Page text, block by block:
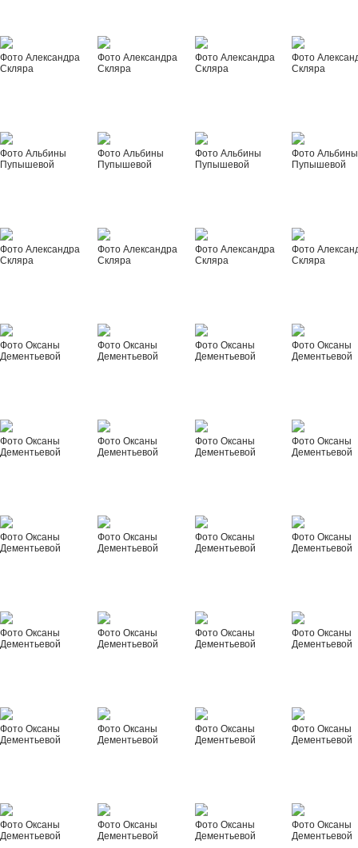
Фото Александра
Скляра
Фото Александра
Скляра
Фото Александра
Скляра
Фото
Скляра
Фото Альбины
Пупышевой
Фото Альбины
Пупышевой
Фото Альбины
Пупышевой
Фото Альбины
Пупышевой
Фото Александра
Скляра
Фото Александра
Скляра
Фото Александра
Скляра
Фото
Скляра
Фото Оксаны
Дементьевой
Фото Оксаны
Дементьевой
Фото Оксаны
Дементьевой
Фото Оксаны
Дементьевой
Фото Оксаны
Дементьевой
Фото Оксаны
Дементьевой
Фото Оксаны
Дементьевой
Фото Оксаны
Дементьевой
Фото Оксаны
Дементьевой
Фото Оксаны
Дементьевой
Фото Оксаны
Дементьевой
Фото Оксаны
Дементьевой
Фото Оксаны
Дементьевой
Фото Оксаны
Дементьевой
Фото Оксаны
Дементьевой
Фото Оксаны
Дементьевой
Фото Оксаны
Дементьевой
Фото Оксаны
Дементьевой
Фото Оксаны
Дементьевой
Фото Оксаны
Дементьевой
Фото Оксаны
Дементьевой
Фото Оксаны
Дементьевой
Фото Оксаны
Дементьевой
Фото Оксаны
Дементьевой